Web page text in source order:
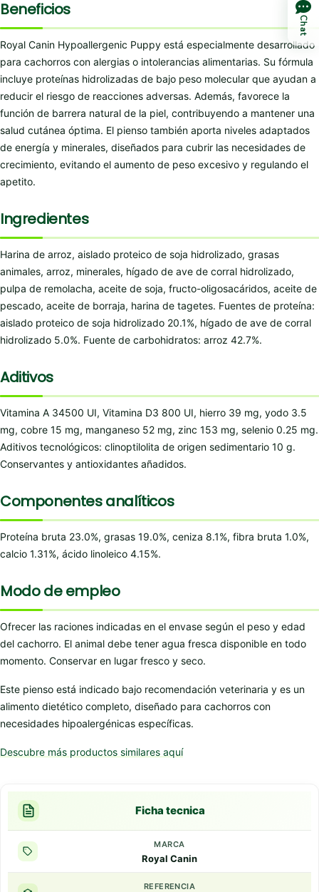
Beneficios
Royal Canin Hypoallergenic Puppy está especialmente desarrollado
para cachorros con alergias o intolerancias alimentarias. Su fórmula
incluye proteínas hidrolizadas de bajo peso molecular que ayudan a
reducir el riesgo de reacciones adversas. Además, favorece la
función de barrera natural de la piel, contribuyendo a mantener una
salud cutánea óptima. El pienso también aporta niveles adaptados
de energía y minerales, diseñados para cubrir las necesidades de
crecimiento, evitando el aumento de peso excesivo y regulando el
apetito.
Ingredientes
Harina de arroz, aislado proteico de soja hidrolizado, grasas
animales, arroz, minerales, hígado de ave de corral hidrolizado,
pulpa de remolacha, aceite de soja, fructo-oligosacáridos, aceite de
pescado, aceite de borraja, harina de tagetes. Fuentes de proteína:
aislado proteico de soja hidrolizado 20.1%, hígado de ave de corral
hidrolizado 5.0%. Fuente de carbohidratos: arroz 42.7%.
Aditivos
Vitamina A 34500 UI, Vitamina D3 800 UI, hierro 39 mg, yodo 3.5
mg, cobre 15 mg, manganeso 52 mg, zinc 153 mg, selenio 0.25 mg.
Aditivos tecnológicos: clinoptilolita de origen sedimentario 10 g.
Conservantes y antioxidantes añadidos.
Componentes analíticos
Proteína bruta 23.0%, grasas 19.0%, ceniza 8.1%, fibra bruta 1.0%,
calcio 1.31%, ácido linoleico 4.15%.
Modo de empleo
Ofrecer las raciones indicadas en el envase según el peso y edad
del cachorro. El animal debe tener agua fresca disponible en todo
momento. Conservar en lugar fresco y seco.
Este pienso está indicado bajo recomendación veterinaria y es un
alimento dietético completo, diseñado para cachorros con
necesidades hipoalergénicas específicas.
Descubre más productos similares aquí
Ficha tecnica
MARCA
Royal Canin
REFERENCIA
Chat